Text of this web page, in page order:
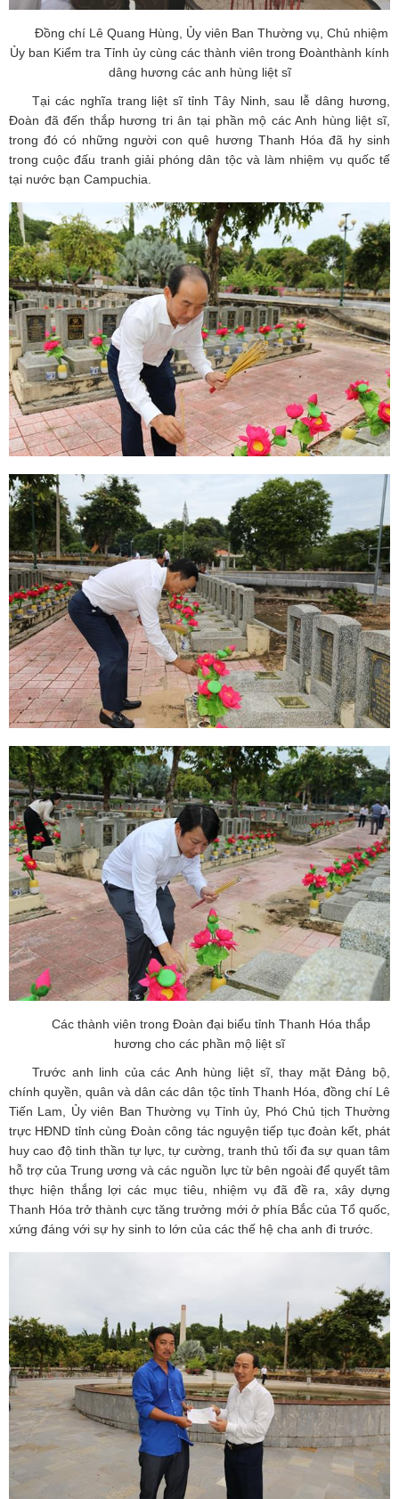
Đồng chí Lê Quang Hùng, Ủy viên Ban Thường vụ, Chủ nhiệm
Ủy ban Kiểm tra Tỉnh ủy cùng các thành viên trong Đoànthành kính
dâng hương các anh hùng liệt sĩ
Tại các nghĩa trang liệt sĩ tỉnh Tây Ninh, sau lễ dâng hương,
Đoàn đã đến thắp hương tri ân tại phần mộ các Anh hùng liệt sĩ,
trong đó có những người con quê hương Thanh Hóa đã hy sinh
trong cuộc đấu tranh giải phóng dân tộc và làm nhiệm vụ quốc tế
tại nước bạn Campuchia.
Các thành viên trong Đoàn đại biểu tỉnh Thanh Hóa thắp
hương cho các phần mộ liệt sĩ
Trước anh linh của các Anh hùng liệt sĩ, thay mặt Đảng bộ,
chính quyền, quân và dân các dân tộc tỉnh Thanh Hóa, đồng chí Lê
Tiến Lam, Ủy viên Ban Thường vụ Tỉnh ủy, Phó Chủ tịch Thường
trực HĐND tỉnh cùng Đoàn công tác nguyện tiếp tục đoàn kết, phát
huy cao độ tinh thần tự lực, tự cường, tranh thủ tối đa sự quan tâm
hỗ trợ của Trung ương và các nguồn lực từ bên ngoài để quyết tâm
thực hiện thắng lợi các mục tiêu, nhiệm vụ đã đề ra, xây dựng
Thanh Hóa trở thành cực tăng trưởng mới ở phía Bắc của Tổ quốc,
xứng đáng với sự hy sinh to lớn của các thế hệ cha anh đi trước.